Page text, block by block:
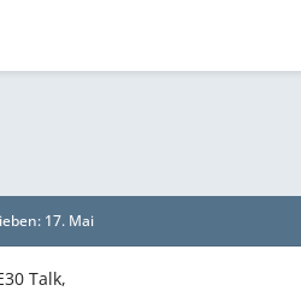
17. Mai
Talk,